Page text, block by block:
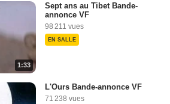
1:33
Sept ans au Tibet Bande-
annonce VF
98 211 vues
EN SALLE
L'Ours Bande-annonce VF
71 238 vues